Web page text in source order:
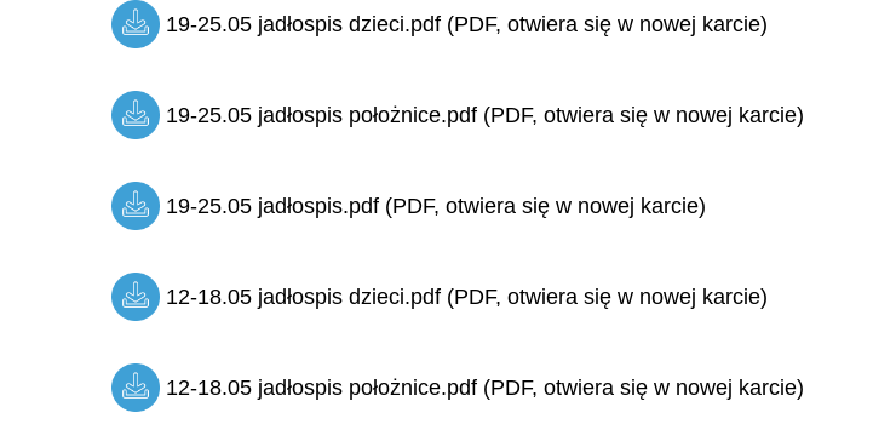
19-25.05 jadłospis dzieci.pdf (PDF, otwiera się w nowej karcie)
19-25.05 jadłospis położnice.pdf (PDF, otwiera się w nowej karcie)
19-25.05 jadłospis.pdf (PDF, otwiera się w nowej karcie)
12-18.05 jadłospis dzieci.pdf (PDF, otwiera się w nowej karcie)
12-18.05 jadłospis położnice.pdf (PDF, otwiera się w nowej karcie)